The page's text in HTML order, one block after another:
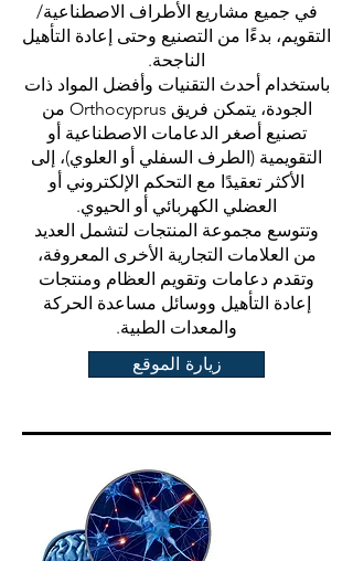
في جميع مشاريع الأطراف الاصطناعية/
التقويم، بدءًا من التصنيع وحتى إعادة التأهيل
الناجحة.
باستخدام أحدث التقنيات وأفضل المواد ذات
الجودة، يتمكن فريق Orthocyprus من
تصنيع أصغر الدعامات الاصطناعية أو
التقويمية (الطرف السفلي أو العلوي)، إلى
الأكثر تعقيدًا مع التحكم الإلكتروني أو
العضلي الكهربائي أو الحيوي.
وتتوسع مجموعة المنتجات لتشمل العديد
من العلامات التجارية الأخرى المعروفة،
وتقدم دعامات وتقويم العظام ومنتجات
إعادة التأهيل ووسائل مساعدة الحركة
والمعدات الطبية.
زيارة الموقع